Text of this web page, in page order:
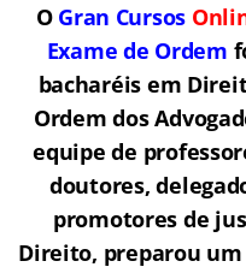
O Gran Cursos
Exame de Ordem f
bacharéis em
Ordem dos
equipe de
doutores,
promotores de
Direito, preparou